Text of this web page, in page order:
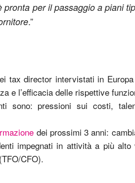
pronta per il passaggio a piani
.”
tax director intervistati in
e l’efficacia delle rispettive
sono: pressioni sui costi,
dei prossimi 3 anni:
impegnati in attività a più
CFO).